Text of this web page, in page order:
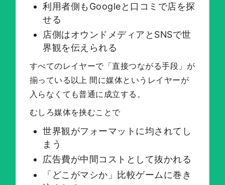
利用者側もGoogleと口コミで店を探
せる
店側はオウンドメディアとSNSで世
界観を伝えられる
すべてのレイヤーで「直接つながる手段」が
揃っている以上 間に媒体というレイヤーが
入らなくても普通に成立する。
むしろ媒体を挟むことで
世界観がフォーマットに均されてし
まう
広告費が中間コストとして抜かれる
「どこがマシか」比較ゲームに巻き